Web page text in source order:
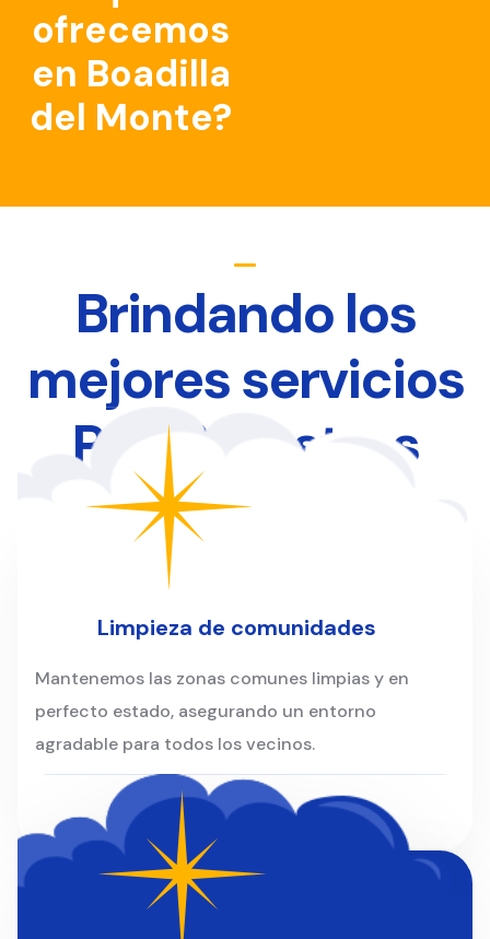
ofrecemos
en Boadilla
del Monte?
Brindando los
mejores servicios
Para Nuestros
Clientes
Limpieza de comunidades
Mantenemos las zonas comunes limpias y en
perfecto estado, asegurando un entorno
agradable para todos los vecinos.